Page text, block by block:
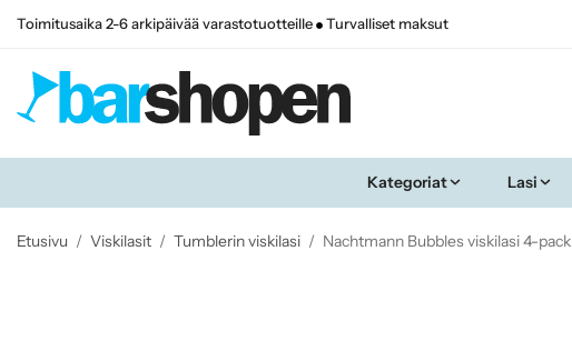
Toimitusaika 2-6 arkipäivää varastotuotteille Turvalliset maksut
Kategoriat Lasi
Etusivu / Viskilasit / Tumblerin viskilasi / Nachtmann Bubbles viskilasi 4-pack